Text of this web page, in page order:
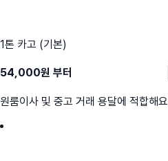
1톤 카고 (기본)
54,000원 부터
원룸이사 및 중고 거래 용달에 적합해요